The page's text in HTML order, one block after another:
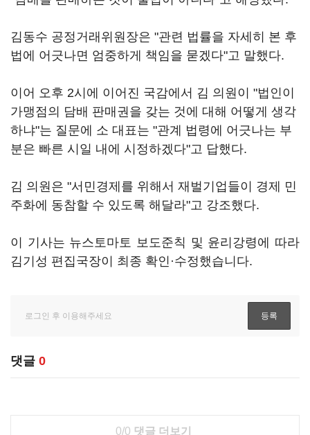
김동수 공정거래위원장은 "관련 법률을 자세히 본 후
법에 어긋나면 엄중하게 책임을 묻겠다"고 말했다.
이어 오후 2시에 이어진 국감에서 김 의원이 "법인이
가맹점의 담배 판매권을 갖는 것에 대해 어떻게 생각
하냐"는 질문에 소 대표는 "관계 법령에 어긋나는 부
분은 빠른 시일 내에 시정하겠다"고 답했다.
김 의원은 "서민경제를 위해서 재벌기업들이 경제 민
주화에 동참할 수 있도록 해달라"고 강조했다.
이 기사는 뉴스토마토 보도준칙 및 윤리강령에 따라
김기성 편집국장이 최종 확인·수정했습니다.
댓글 0
0/0 댓글 더보기